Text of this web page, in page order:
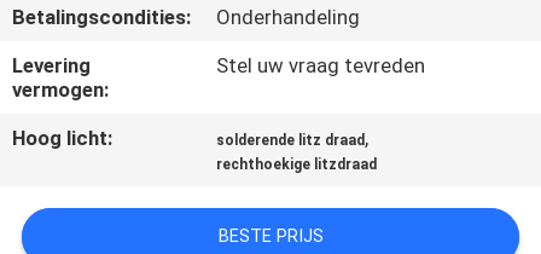
OM EEN
CITAAT
SITEMAP
Betalingscondities:
Onderhandeling
Levering
vermogen:
Stel uw vraag tevreden
Hoog licht: solderende litz draad ,
rechthoekige litzdraad
BESTE PRIJS